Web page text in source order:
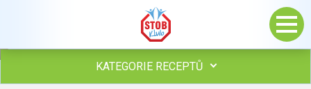
KATEGORIE RECEPTŮ